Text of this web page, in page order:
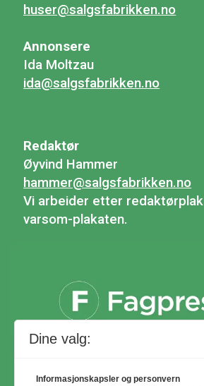
huser@salgsfabrikken.no
Annonsere
Ida Moltzau
ida@salgsfabrikken.no
Redaktør
Øyvind Hammer
hammer@salgsfabrikken.no
Vi arbeider etter
varsom-plakaten.
Dine valg:
Informasjonskapsler og personvern